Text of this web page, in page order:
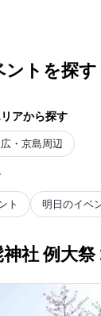
ントを探す
アから探す
広・京島周辺
ト 明日のイベ
神社 例大